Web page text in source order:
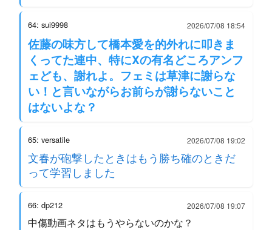
64: sui9998 2026/07/08 18:54
佐藤の味方して橋本愛を的外れに叩きま
くってた連中、特にXの有名どころアンフ
ェども、謝れよ。フェミは草津に謝らな
い！と言いながらお前らが謝らないこと
はないよな？
65: versatile 2026/07/08 19:02
文春が砲撃したときはもう勝ち確のときだ
って学習しました
66: dp212 2026/07/08 19:07
中傷動画ネタはもうやらないのかな？